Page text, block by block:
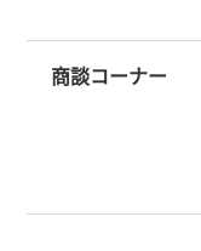
商談コーナー